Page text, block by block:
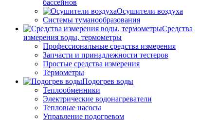
бассейнов
Осушители воздуха
Системы туманообразования
Средства
измерения воды, термометры
Профессиональные средства измерения
Запчасти и принадлежности тестеров
Простые средства измерения
Термометры
Подогрев воды
Теплообменники
Электрические водонагреватели
Тепловые насосы
Управление подогревом